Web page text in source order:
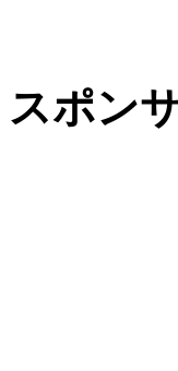
スポン